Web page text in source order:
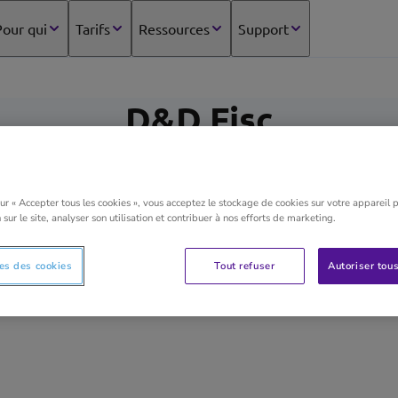
qui Tarifs Ressources Support
D&D Fisc
Nous vous assistons de A à Z dans la création de
nouvelles entreprises, pour ensuite vous assister
votre entreprise, et dans le cas échéant, vous
votre société.
« Accepter tous les cookies », vous acceptez le stockage de cookies sur votre appareil
le site, analyser son utilisation et contribuer à nos efforts de marketing.
Tout refuser Autoriser
des cookies